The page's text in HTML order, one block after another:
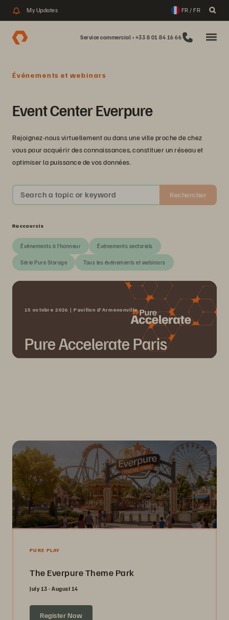
My Updates FR / FR
Service commercial : +33 8 01 84 16 66
Événements et webinars
Event Center Everpure
Rejoignez-nous virtuellement ou dans une ville proche de chez
vous pour acquérir des connaissances, constituer un réseau et
optimiser la puissance de vos données.
Search a topic or keyword Rechercher
Raccourcis
Événements à l’honneur Événements sectoriels
Série Pure Storage Tous les événements et webinars
15 octobre 2026 | Pavillon d’Armenonville
Pure Accelerate Paris
PURE PLAY
The Everpure Theme Park
July 13 - August 14
Register Now